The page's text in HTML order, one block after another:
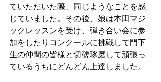
ていただいた際、同じようなことを感
じていました。その後、娘は本田マジ
ックレッスンを受け、弾き合い会に参
加をしたりコンクールに挑戦して門下
生の仲間の皆様と切磋琢磨して頑張っ
ているうちにどんどん上達しました。